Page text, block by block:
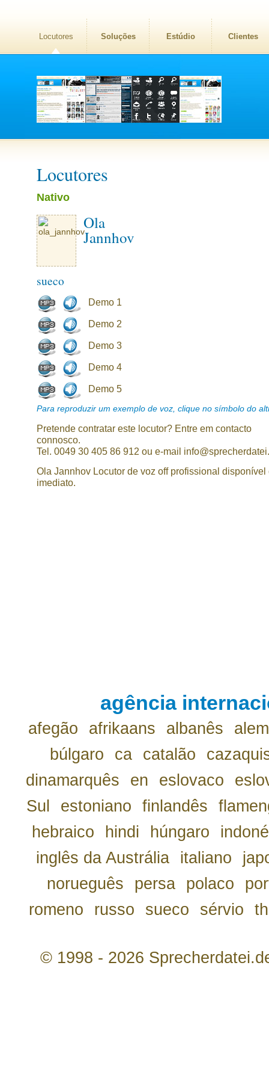
Locutores Soluções Estúdio Clientes
Locutores
Nativo
Ola
Jannhov
sueco
Demo 1
Demo 2
Demo 3
Demo 4
Demo 5
Para reproduzir um exemplo de voz, clique no símbolo do
Pretende contratar este locutor? Entre em contacto
connosco.
Tel. 0049 30 405 86 912 ou e-mail
Ola Jannhov Locutor de voz off profissional disponível
imediato.
agência
afegão afrikaans albanês
búlgaro
ca catalão
dinamarquês
en eslovaco
Sul
estoniano finlandês
hebraico
hindi húngaro
inglês da Austrália
italiano
norueguês
persa polaco
romeno
russo sueco sérvio th
© 1998 - 2026